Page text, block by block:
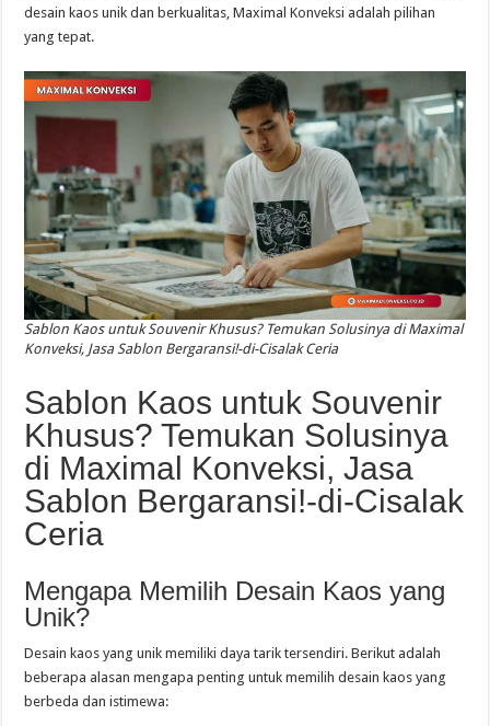
desain kaos unik dan berkualitas, Maximal Konveksi adalah pilihan
yang tepat.
Sablon Kaos untuk Souvenir Khusus? Temukan Solusinya di Maximal
Konveksi, Jasa Sablon Bergaransi!-di-Cisalak Ceria
Sablon Kaos untuk Souvenir
Khusus? Temukan Solusinya
di Maximal Konveksi, Jasa
Sablon Bergaransi!-di-Cisalak
Ceria
Mengapa Memilih Desain Kaos yang
Unik?
Desain kaos yang unik memiliki daya tarik tersendiri. Berikut adalah
beberapa alasan mengapa penting untuk memilih desain kaos yang
berbeda dan istimewa: